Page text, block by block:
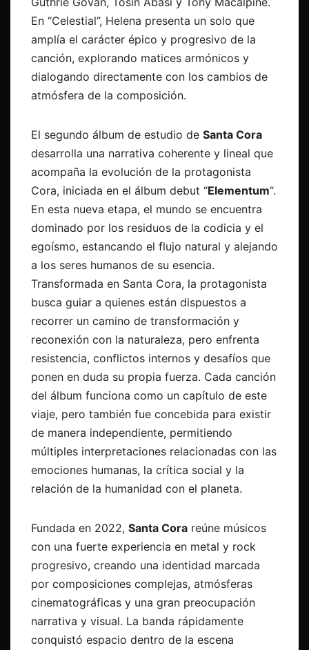
En “Celestial”, Helena presenta un solo que
amplía el carácter épico y progresivo de la
canción, explorando matices armónicos y
dialogando directamente con los cambios de
atmósfera de la composición.
El segundo álbum de estudio de Santa Cora
desarrolla una narrativa coherente y lineal que
acompaña la evolución de la protagonista
Cora, iniciada en el álbum debut “Elementum“.
En esta nueva etapa, el mundo se encuentra
dominado por los residuos de la codicia y el
egoísmo, estancando el flujo natural y alejando
a los seres humanos de su esencia.
Transformada en Santa Cora, la protagonista
busca guiar a quienes están dispuestos a
recorrer un camino de transformación y
reconexión con la naturaleza, pero enfrenta
resistencia, conflictos internos y desafíos que
ponen en duda su propia fuerza. Cada canción
del álbum funciona como un capítulo de este
viaje, pero también fue concebida para existir
de manera independiente, permitiendo
múltiples interpretaciones relacionadas con las
emociones humanas, la crítica social y la
relación de la humanidad con el planeta.
Fundada en 2022, Santa Cora reúne músicos
con una fuerte experiencia en metal y rock
progresivo, creando una identidad marcada
por composiciones complejas, atmósferas
cinematográficas y una gran preocupación
narrativa y visual. La banda rápidamente
conquistó espacio dentro de la escena